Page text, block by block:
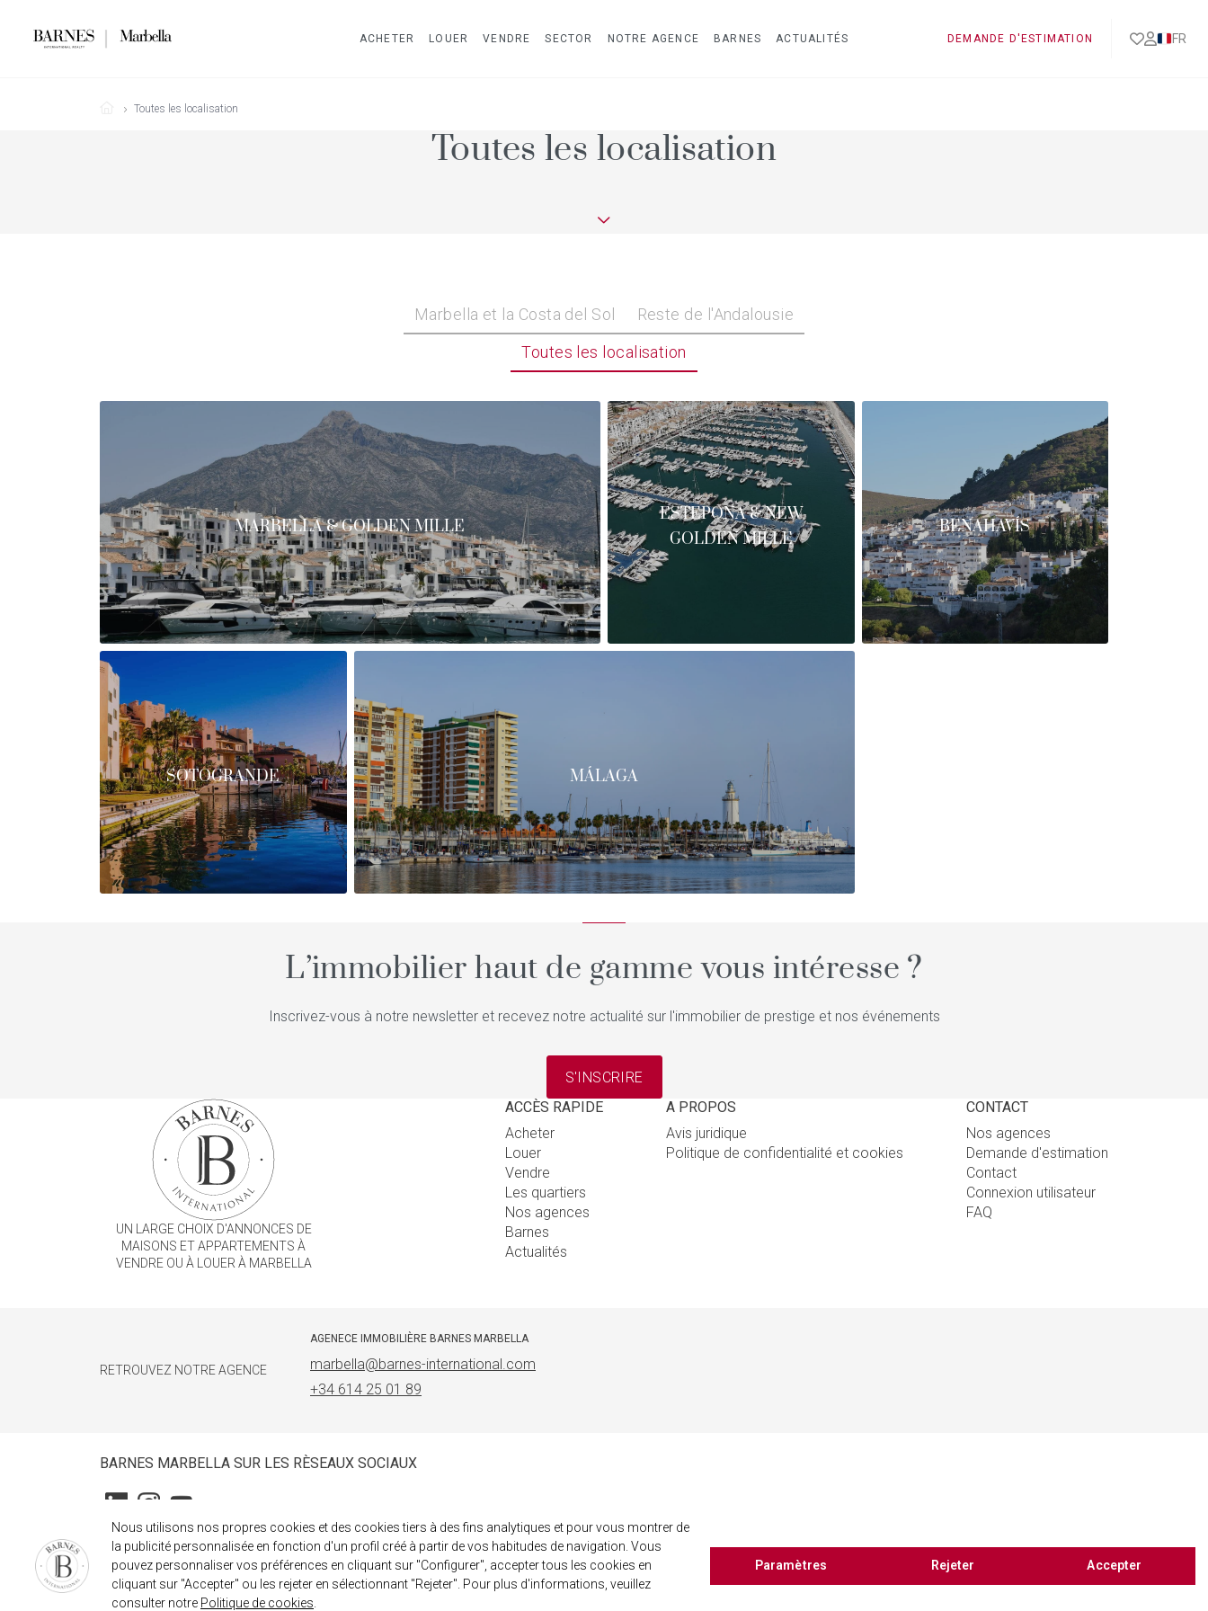
ACHETER LOUER VENDRE SECTOR NOTRE AGENCE BARNES ACTUALITÉS DEMANDE D'ESTIMATION FR
Toutes les localisation
Toutes les localisation
Marbella et la Costa del Sol
Reste de l'Andalousie
Toutes les localisation
MARBELLA & GOLDEN MILLE
ESTEPONA & NEW
GOLDEN MILLE
BENAHAVÍS
SOTOGRANDE MÁLAGA
L’immobilier haut de gamme vous intéresse ?
Inscrivez-vous à notre newsletter et recevez notre actualité sur l'immobilier de prestige et nos événements
S'INSCRIRE
UN LARGE CHOIX D'ANNONCES DE
MAISONS ET APPARTEMENTS À
VENDRE OU À LOUER À MARBELLA
ACCÈS RAPIDE
Acheter
Louer
Vendre
Les quartiers
Nos agences
Barnes
Actualités
A PROPOS
Avis juridique
Politique de confidentialité et cookies
CONTACT
Nos agences
Demande d'estimation
Contact
Connexion utilisateur
FAQ
RETROUVEZ NOTRE AGENCE
AGENECE IMMOBILIÈRE BARNES MARBELLA
marbella@barnes-international.com
+34 614 25 01 89
BARNES MARBELLA SUR LES RÈSEAUX SOCIAUX
Nous utilisons nos propres cookies et des cookies tiers à des fins analytiques et pour vous montrer de
la publicité personnalisée en fonction d'un profil créé à partir de vos habitudes de navigation. Vous
pouvez personnaliser vos préférences en cliquant sur "Configurer", accepter tous les cookies en
cliquant sur "Accepter" ou les rejeter en sélectionnant "Rejeter". Pour plus d'informations, veuillez
consulter notre Politique de cookies
Paramètres Rejeter Accepter